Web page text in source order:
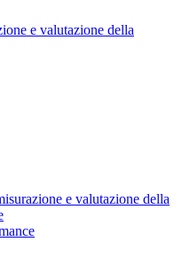
e valutazione della
e valutazione della